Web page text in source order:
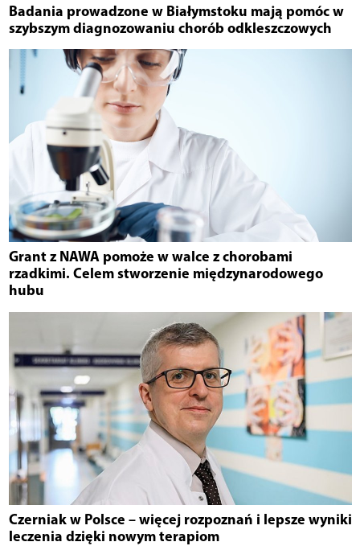
Badania prowadzone w Białymstoku mają pomóc w
szybszym diagnozowaniu chorób odkleszczowych
Grant z NAWA pomoże w walce z chorobami
rzadkimi. Celem stworzenie międzynarodowego
hubu
Czerniak w Polsce – więcej rozpoznań i lepsze wyniki
leczenia dzięki nowym terapiom